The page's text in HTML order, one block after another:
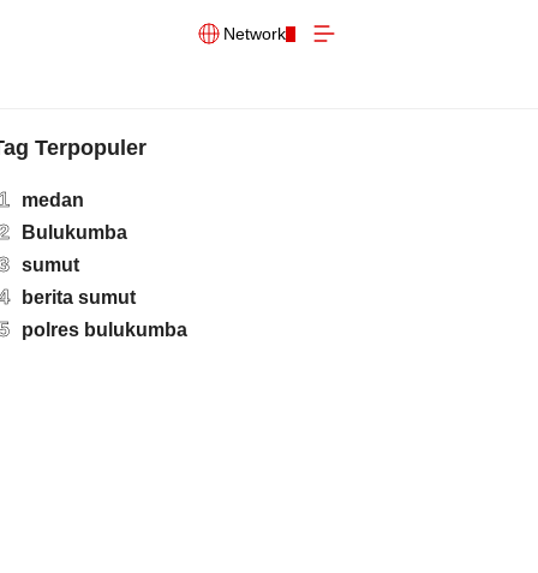
Network
Terpopuler
medan
Bulukumba
sumut
berita sumut
polres bulukumba